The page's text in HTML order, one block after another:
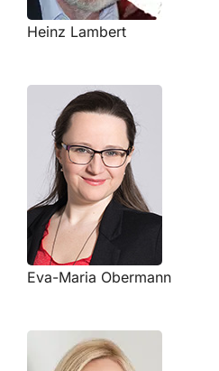
Heinz Lambert
Eva-Maria Obermann